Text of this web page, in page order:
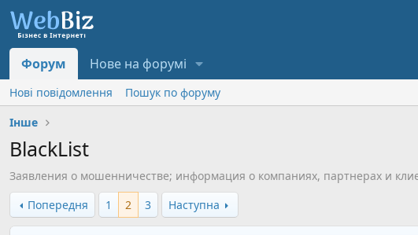
Форум Нове на форумі
Нові повідомлення
Пошук по форуму
Інше
BlackList
Заявления о мошенничестве; информация о компаниях, партнерах и
Попередня
1 2 3 Наступна